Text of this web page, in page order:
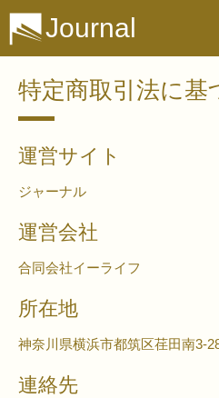
Journal
特定商取引法に基
運営サイト
ジャーナル
運営会社
合同会社イーライフ
所在地
神奈川県横浜市都筑区荏田南3-
連絡先